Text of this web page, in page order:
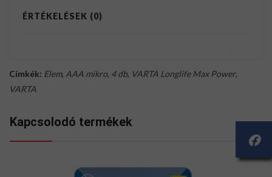
ÉRTÉKELÉSEK (0)
Címkék: Elem, AAA mikro, 4 db, VARTA Longlife Max Power,
VARTA
Kapcsolodó termékek